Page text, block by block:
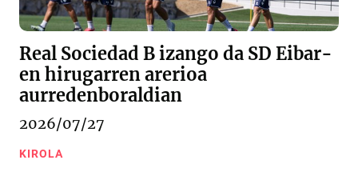
Real Sociedad B izango da SD Eibar-
en hirugarren arerioa
aurredenboraldian
2026/07/27
KIROLA